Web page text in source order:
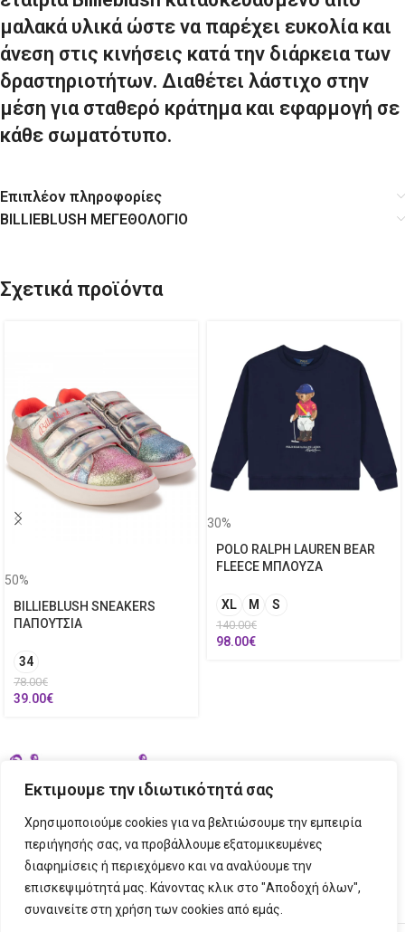
Εκτιμουμε την ιδιωτικότητά σας
Χρησιμοποιούμε cookies για να βελτιώσουμε την εμπειρία
περιήγησής σας, να προβάλλουμε εξατομικευμένες
διαφημίσεις ή περιεχόμενο και να αναλύουμε την
επισκεψιμότητά μας. Κάνοντας κλικ στο "Αποδοχή όλων",
συναινείτε στη χρήση των cookies από εμάς.
μαλακά υλικά ώστε να παρέχει ευκολία και
άνεση στις κινήσεις κατά την διάρκεια των
δραστηριοτήτων. Διαθέτει λάστιχο στην
μέση για σταθερό κράτημα και εφαρμογή σε
κάθε σωματότυπο.
Επιπλέον πληροφορίες
BILLIEBLUSH ΜΕΓΕΘΟΛΟΓΙΟ
Σχετικά προϊόντα
50%
BILLIEBLUSH SNEAKERS
ΠΑΠΟΥΤΣΙΑ
34
78.00€
39.00€
30%
POLO RALPH LAUREN BEAR
FLEECE ΜΠΛΟΥΖΑ
XL M S
140.00€
98.00€
ΣΤΟΙΧΕΙΑ ΕΠΙΚΟΙΝΩΝΙΑΣ
ΠΛΗΡΟΦΟΡΙΕΣ